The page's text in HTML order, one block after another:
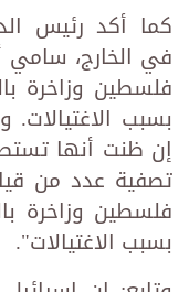
كما أكد رئيس
في الخارج، سامي
فلسطين وزاخرة
بسبب
إن ظنت أنها
تصفية عدد من
فلسطين وزاخرة
بسبب الاغتيالات".